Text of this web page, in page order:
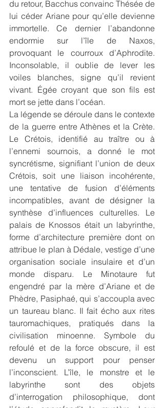
du retour, Bacchus convainc Thésée de
lui céder Ariane pour qu’elle devienne
immortelle. Ce dernier l’abandonne
endormie sur l’île de Naxos,
provoquant le courroux d’Aphrodite.
Inconsolable, il oublie de lever les
voiles blanches, signe qu’il revient
vivant. Égée croyant que son fils est
mort se jette dans l’océan.
La légende se déroule dans le contexte
de la guerre entre Athènes et la Crète.
Le Crétois, identifié au traître ou à
l’ennemi sournois, a donné le mot
syncrétisme, signifiant l’union de deux
Crétois, soit une liaison incohérente,
une tentative de fusion d’éléments
incompatibles, avant de désigner la
synthèse d’influences culturelles. Le
palais de Knossos était un labyrinthe,
forme d’architecture première dont on
attribue le plan à Dédale, vestige d’une
organisation sociale insulaire et d’un
monde disparu. Le Minotaure fut
engendré par la mère d’Ariane et de
Phèdre, Pasiphaé, qui s’accoupla avec
un taureau blanc. Il fait écho aux rites
tauromachiques, pratiqués dans la
civilisation minoenne. Symbole du
refoulé et de la force obscure, il est
devenu un support pour penser
l’inconscient. L’île, le monstre et le
labyrinthe sont des objets
d’interrogation philosophique, dont